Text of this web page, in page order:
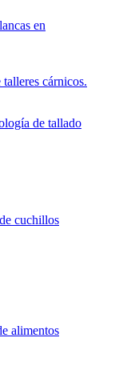
en
cárnicos.
de tallado
cuchillos
alimentos